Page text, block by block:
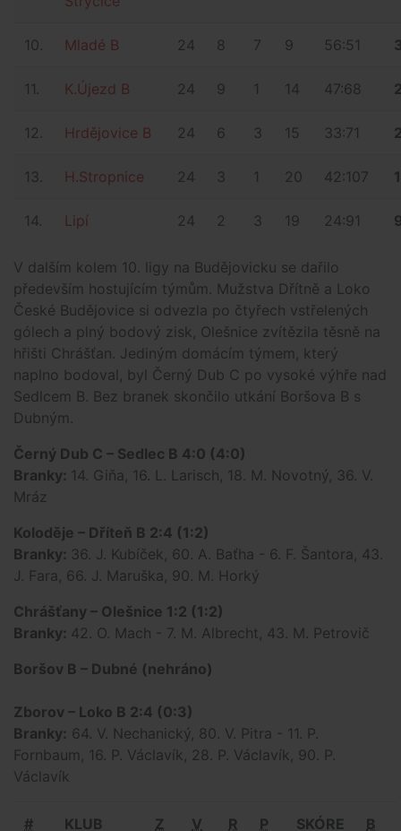
10. Mladé B 24 8 7 9 56:51
11. K.Újezd B 24 9 1 14 47:68
12. Hrdějovice B 24 6 3 15 33:71
13. H.Stropnice 24 3 1 20 42:107
14. Lipí 24 2 3 19 24:91
V dalším kolem 10. ligy na Budějovicku se dařilo
především hostujícím týmům. Mužstva Dřítně a Loko
České Budějovice si odvezla po čtyřech vstřelených
gólech a plný bodový zisk, Olešnice zvítězila těsně na
hřišti Chrášťan. Jediným domácím týmem, který
naplno bodoval, byl Černý Dub C po vysoké výhře nad
Sedlcem B. Bez branek skončilo utkání Boršova B s
Dubným.
Černý Dub C – Sedlec B 4:0 (4:0)
Branky: 14. Giňa, 16. L. Larisch, 18. M. Novotný, 36. V.
Mráz
Koloděje – Dříteň B 2:4 (1:2)
Branky: 36. J. Kubíček, 60. A. Baťha - 6. F. Šantora, 43.
J. Fara, 66. J. Maruška, 90. M. Horký
Chrášťany – Olešnice 1:2 (1:2)
Branky: 42. O. Mach - 7. M. Albrecht, 43. M. Petrovič
Boršov B – Dubné (nehráno)
Zborov – Loko B 2:4 (0:3)
Branky: 64. V. Nechanický, 80. V. Pitra - 11. P.
Fornbaum, 16. P. Václavík, 28. P. Václavík, 90. P.
Václavík
# KLUB Z V R P SKÓRE B